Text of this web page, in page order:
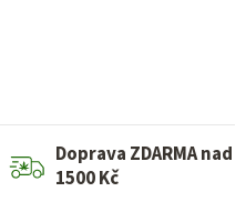
Doprava ZDARMA nad
1500 Kč